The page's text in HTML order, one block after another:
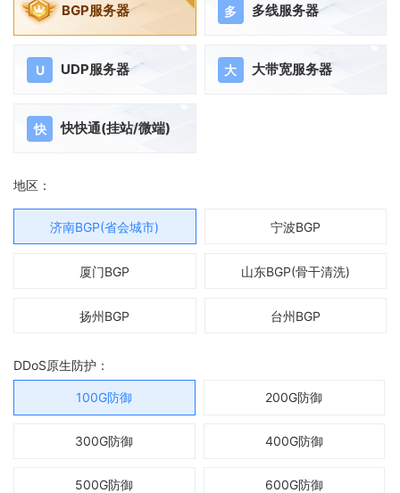
BGP服务器 多 多线服务器
U UDP服务器 大 大带宽服务器
快 快快通(挂站/微端)
地区：
济南BGP(省会城市) 宁波BGP
厦门BGP 山东BGP(骨干清洗)
扬州BGP 台州BGP
DDoS原生防护：
100G防御 200G防御
300G防御 400G防御
500G防御 600G防御